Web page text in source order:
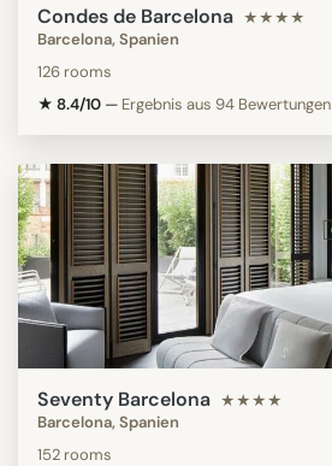
Condes de Barcelona ★★★★
Barcelona, Spanien
126 rooms
★ 8.4/10 — Ergebnis aus 94 Bewertungen
Seventy Barcelona ★★★★
Barcelona, Spanien
152 rooms